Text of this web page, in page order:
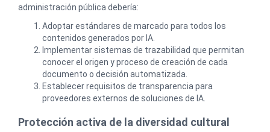
administración pública debería:
Adoptar estándares de marcado para todos los
contenidos generados por IA.
Implementar sistemas de trazabilidad que permitan
conocer el origen y proceso de creación de cada
documento o decisión automatizada.
Establecer requisitos de transparencia para
proveedores externos de soluciones de IA.
Protección activa de la diversidad cultural